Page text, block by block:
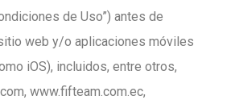
de Uso”) antes de
web y/o aplicaciones móviles
iOS), incluidos, entre otros,
www.fifteam.com.ec,